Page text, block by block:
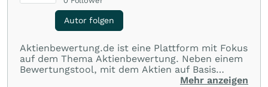
Autor folgen
Aktienbewertung.de ist eine Plattform mit Fokus
auf dem Thema Aktienbewertung. Neben einem
Bewertungstool, mit dem Aktien auf Basis
gängiger Ertragsgrößen bewertet werdenMehr anzeigen